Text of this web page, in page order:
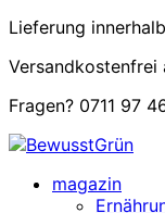
Lieferung
Versandkostenfrei
Fragen? 0711 97
magazin